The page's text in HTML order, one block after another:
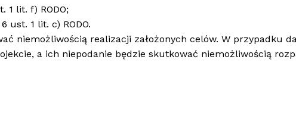
1 lit. f) RODO;
ust. 1 lit. c) RODO.
niemożliwością realizacji założonych celów. W przypadku
a ich niepodanie będzie skutkować niemożliwością